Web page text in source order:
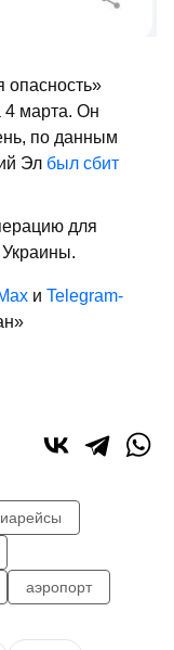
опасность»
4 марта. Он
по данным
Эл был сбит
для
и Telegram-
аэропорт